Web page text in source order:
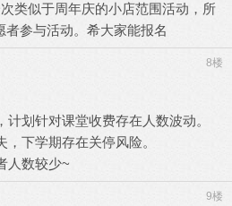
类似于周年庆的小店范围活动，所
者参与活动。希大家能报名
8楼
计划针对课堂收费存在人数波动。
下学期存在关停风险。
人数较少~
9楼